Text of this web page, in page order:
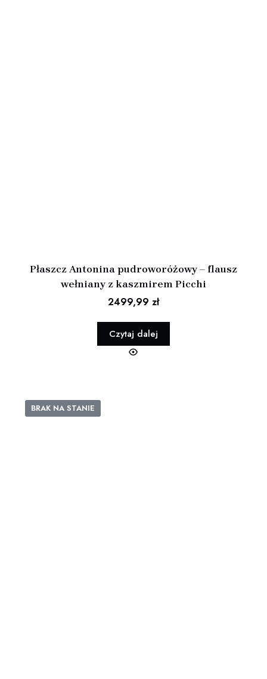
Płaszcz Antonina pudroworóżowy – flausz
wełniany z kaszmirem Picchi
2499,99 zł
Czytaj dalej
BRAK NA STANIE